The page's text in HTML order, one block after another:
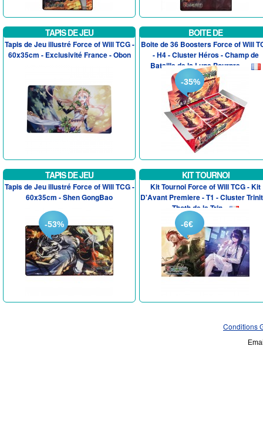
TAPIS DE JEU
Tapis de Jeu illustré Force of Will TCG -
60x35cm - Exclusivité France - Obon
BOITE DE
Boite de 36 Boosters Force of Will
- H4 - Cluster Héros - Champ de
Bataille de la Lune Pourpre -...
-35%
TAPIS DE JEU
Tapis de Jeu illustré Force of Will TCG -
60x35cm - Shen GongBao
-53%
KIT TOURNOI
Kit Tournoi Force of Will TCG - Kit
D'Avant Premiere - T1 - Cluster
Thoth de la Trin...
-6€
Conditions